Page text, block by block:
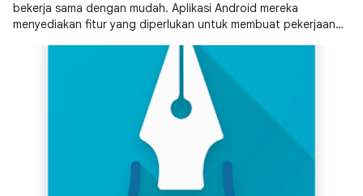
bekerja sama dengan mudah. Aplikasi Android mereka
menyediakan fitur yang diperlukan untuk membuat pekerjaan
berkolaborasi dengan pengguna lain.